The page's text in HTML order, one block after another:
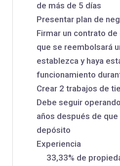
de más de 5 días
Presentar plan de
Firmar un contrato
que se reembolsará
establezca y haya
funcionamiento
Crear 2 trabajos de
Debe seguir
años después de
depósito
Experiencia
33,33% de